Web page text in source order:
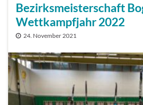
Bezirksmeisterschaft
Wettkampfjahr 2022
24. November 2021